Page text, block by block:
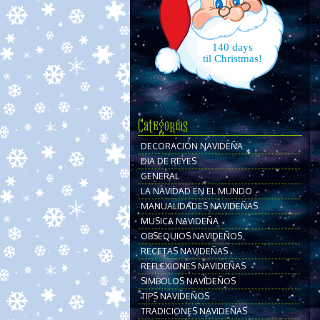
140 days
til Christmas!
Categorías
DECORACIÓN NAVIDEÑA
DIA DE REYES
GENERAL
LA NAVIDAD EN EL MUNDO
MANUALIDADES NAVIDEÑAS
MUSICA NAVIDEÑA
OBSEQUIOS NAVIDEÑOS
RECETAS NAVIDEÑAS
REFLEXIONES NAVIDEÑAS
SIMBOLOS NAVIDEÑOS
TIPS NAVIDEÑOS
TRADICIONES NAVIDEÑAS